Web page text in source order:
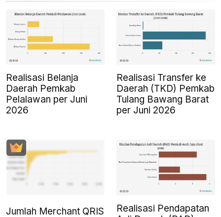
Realisasi Belanja
Daerah Pemkab
Pelalawan per Juni
2026
Realisasi Transfer ke
Daerah (TKD) Pemkab
Tulang Bawang Barat
per Juni 2026
Jumlah Merchant QRIS
Realisasi Pendapatan